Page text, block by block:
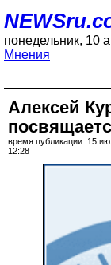
понедельник, 10
Мнения
Алексей
время публикации: 15
12:28